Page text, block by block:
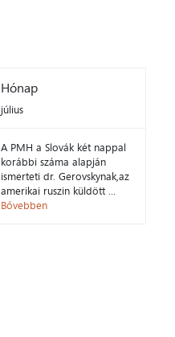
Hónap
július
A PMH a Slovák két nappal
korábbi száma alapján
ismerteti dr. Gerovskynak,az
amerikai ruszin küldött ...
Bővebben